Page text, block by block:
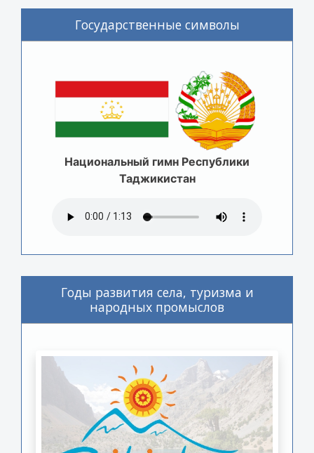
Государственные символы
Национальный гимн Республики
Таджикистан
Годы развития села, туризма и
народных промыслов